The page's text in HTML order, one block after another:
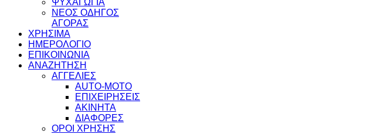
ΨΥΧΑΓΩΓΙΑ
ΝΕΟΣ ΟΔΗΓΟΣ
ΑΓΟΡΑΣ
ΧΡΗΣΙΜΑ
ΗΜΕΡΟΛΟΓΙΟ
ΕΠΙΚΟΙΝΩΝΙΑ
ΑΝΑΖΗΤΗΣΗ
ΑΓΓΕΛΙΕΣ
AUTO-MOTO
ΕΠΙΧΕΙΡΗΣΕΙΣ
ΑΚΙΝΗΤΑ
ΔΙΑΦΟΡΕΣ
ΟΡΟΙ ΧΡΗΣΗΣ